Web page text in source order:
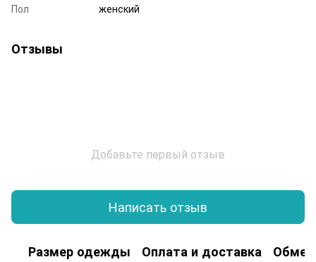
Пол
женский
Отзывы
Добавьте первый отзыв
Написать отзыв
Размер одежды Оплата и доставка Обмен